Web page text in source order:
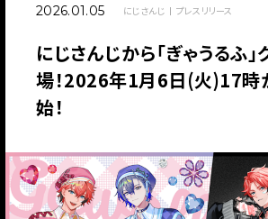
2026.01.05 にじさんじ プレスリリース
にじさんじから「ぎゃうるふ
場！2026年1月6日(火)17時
始！